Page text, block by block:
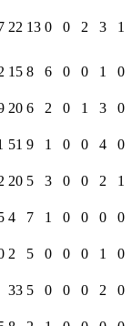
22 13 0 0 2 3 1
15 8 6 0 0 1
0
20 6 2 0 1 3
0
51 9 1 0 0 4
0
20 5 3 0 0 2 1
4 7 1 0 0 0
0
2 5 0 0 0 1
0
33 5 0 0 0 2
0